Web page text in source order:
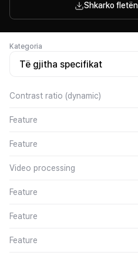
Shkarko
Kategoria
Të gjitha specifikat
Contrast ratio (dynamic)
Feature
Feature
Video processing
Feature
Feature
Feature